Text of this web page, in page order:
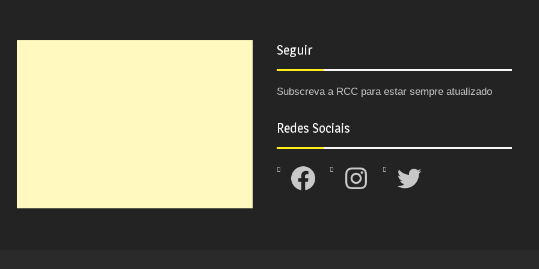
Seguir
Subscreva a RCC para estar sempre atualizado
Redes Sociais
Facebook Instagram Twitter